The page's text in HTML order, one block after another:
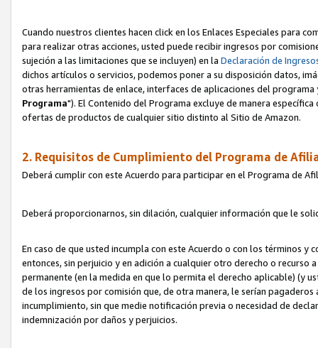
Cuando nuestros clientes hacen click en los Enlaces Especiales para
para realizar otras acciones, usted puede recibir ingresos por
sujeción a las limitaciones que se incluyen) en la Declaración de
dichos artículos o servicios, podemos poner a su disposición datos,
otras herramientas de enlace, interfaces de aplicaciones del
Programa"). El Contenido del Programa excluye de manera
ofertas de productos de cualquier sitio distinto al Sitio de Amazon.
2. Requisitos de Cumplimiento del Programa de
Deberá cumplir con este Acuerdo para participar en el Programa de
Deberá proporcionarnos, sin dilación, cualquier información que le
En caso de que usted incumpla con este Acuerdo o con los términos
entonces, sin perjuicio y en adición a cualquier otro derecho o
permanente (en la medida en que lo permita el derecho aplicable) (y
de los ingresos por comisión que, de otra manera, le serían
incumplimiento, sin que medie notificación previa o necesidad de
indemnización por daños y perjuicios.